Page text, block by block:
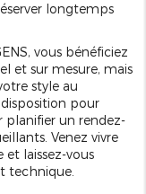
longtemps
vous bénéficiez
et sur mesure, mais
style au
pour
planifier un rendez-
Venez vivre
laissez-vous
technique.